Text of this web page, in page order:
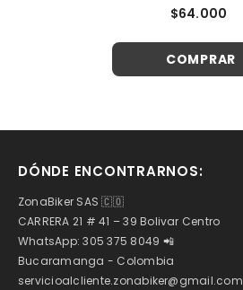
$64.000
COMPRAR
DÓNDE ENCONTRARNOS:
ZonaBiker SAS 🇨🇴
CARRERA 21 # 41 – 39 Bolivar Centro
WhatsApp: 305 375 8049 📲
Bucaramanga - Colombia
servicioalcliente.zonabiker@gmail.com